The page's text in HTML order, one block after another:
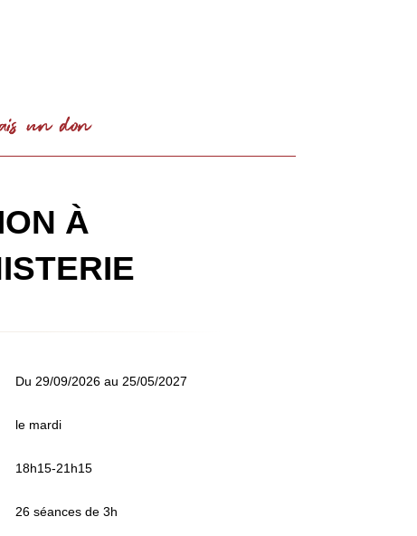
SOUTENIR
À
Du 29/09/2026 au 25/05/2027
le mardi
18h15-21h15
26 séances de 3h